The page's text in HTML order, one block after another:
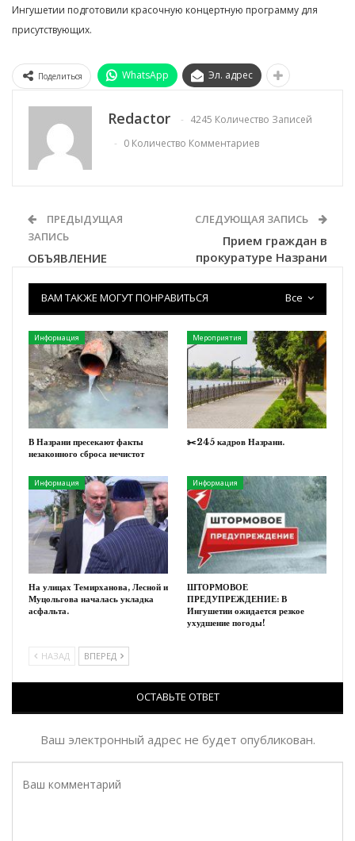
Ингушетии подготовили красочную концертную программу для
присутствующих.
Поделиться WhatsApp Эл. адрес
Redactor
4245 Количество Записей
0 Количество Комментариев
ПРЕДЫДУЩАЯ
ЗАПИСЬ
ОБЪЯВЛЕНИЕ
СЛЕДУЮЩАЯ ЗАПИСЬ
Прием граждан в
прокуратуре Назрани
Все
ВАМ ТАКЖЕ МОГУТ ПОНРАВИТЬСЯ
Информация
В Назрани пресекают факты
незаконного сброса нечистот
Мероприятия
✂️245 кадров Назрани.
Информация
На улицах Темирханова, Лесной и
Муцольгова началась укладка
асфальта.
Информация
ШТОРМОВОЕ
ПРЕДУПРЕЖДЕНИЕ: В
Ингушетии ожидается резкое
ухудшение погоды!
НАЗАД ВПЕРЕД
ОСТАВЬТЕ ОТВЕТ
Ваш электронный адрес не будет опубликован.